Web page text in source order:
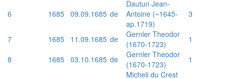
6 1685 09.09.1685 de
Dautun Jean-
Antoine (~1645-
ap.1719)
3
7 1685 11.09.1685 de
Gernler Theodor
(1670-1723)
1
8
1685 03.10.1685 de
Gernler Theodor
(1670-1723)
1
Micheli du Crest